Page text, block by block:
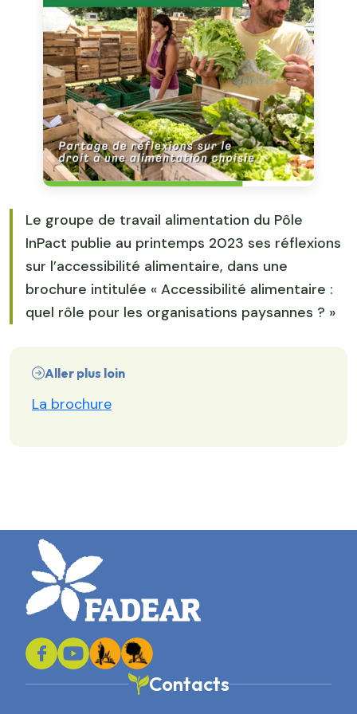
Le groupe de travail alimentation du Pôle
InPact publie au printemps 2023 ses réflexions
sur l’accessibilité alimentaire, dans une
brochure intitulée « Accessibilité alimentaire :
quel rôle pour les organisations paysannes ? »
Aller plus loin
La brochure
Contacts